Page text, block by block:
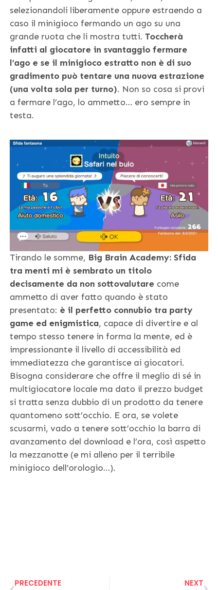
selezionandoli liberamente oppure estraendo a
caso il minigioco fermando un ago su una
grande ruota che li mostra tutti. Toccherà
infatti al giocatore in svantaggio fermare
l’ago e se il minigioco estratto non è di suo
gradimento può tentare una nuova estrazione
(una volta sola per turno). Non so cosa si provi
a fermare l’ago, lo ammetto… ero sempre in
testa.
Tirando le somme, Big Brain Academy: Sfida
tra menti mi è sembrato un titolo
decisamente da non sottovalutare come
ammetto di aver fatto quando è stato
presentato: è il perfetto connubio tra party
game ed enigmistica, capace di divertire e al
tempo stesso tenere in forma la mente, ed è
impressionante il livello di accessibilità ed
immediatezza che garantisce ai giocatori.
Bisogna considerare che offre il meglio di sé in
multigiocatore locale ma dato il prezzo budget
si tratta senza dubbio di un prodotto da tenere
quantomeno sott’occhio. E ora, se volete
scusarmi, vado a tenere sott’occhio la barra di
avanzamento del download e l’ora, così aspetto
la mezzanotte (e mi alleno per il terribile
minigioco dell’orologio…).
PRECEDENTE NEXT